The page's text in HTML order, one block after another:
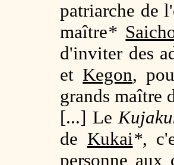
patriarche de
maître*
d'inviter des
et Kegon,
grands maître
[...] Le
de Kukai*,
personne aux